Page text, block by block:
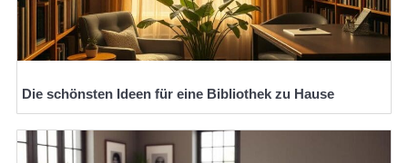
Die schönsten Ideen für eine Bibliothek zu Hause